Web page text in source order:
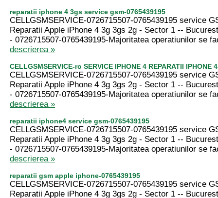
reparatii iphone 4 3gs service gsm-0765439195
CELLGSMSERVICE-0726715507-0765439195 service
Reparatii Apple iPhone 4 3g 3gs 2g - Sector 1 --
- 0726715507-0765439195-Majoritatea operatiunilor se
descrierea »
CELLGSMSERVICE-ro SERVICE IPHONE 4 REPARATII IPHONE
CELLGSMSERVICE-0726715507-0765439195 service
Reparatii Apple iPhone 4 3g 3gs 2g - Sector 1 --
- 0726715507-0765439195-Majoritatea operatiunilor se
descrierea »
reparatii iphone4 service gsm-0765439195
CELLGSMSERVICE-0726715507-0765439195 service
Reparatii Apple iPhone 4 3g 3gs 2g - Sector 1 --
- 0726715507-0765439195-Majoritatea operatiunilor se
descrierea »
reparatii gsm apple iphone-0765439195
CELLGSMSERVICE-0726715507-0765439195 service
Reparatii Apple iPhone 4 3g 3gs 2g - Sector 1 --